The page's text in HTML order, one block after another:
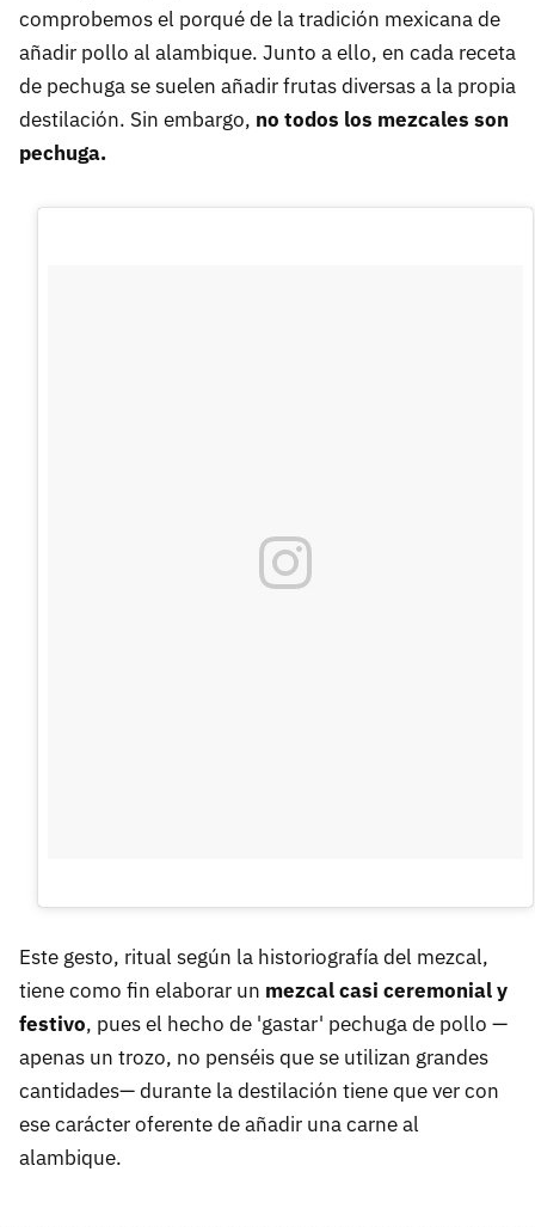
comprobemos el porqué de la tradición mexicana de
añadir pollo al alambique. Junto a ello, en cada receta
de pechuga se suelen añadir frutas diversas a la propia
destilación. Sin embargo, no todos los mezcales son
pechuga.
Este gesto, ritual según la historiografía del mezcal,
tiene como fin elaborar un mezcal casi ceremonial y
festivo, pues el hecho de 'gastar' pechuga de pollo —
apenas un trozo, no penséis que se utilizan grandes
cantidades— durante la destilación tiene que ver con
ese carácter oferente de añadir una carne al
alambique.